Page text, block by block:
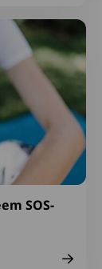
SOS-
neem